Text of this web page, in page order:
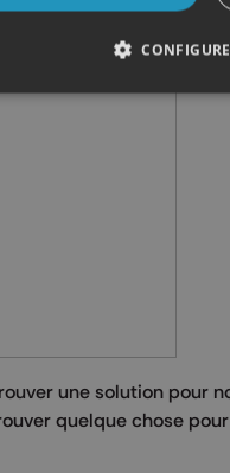
une solution pour
quelque chose